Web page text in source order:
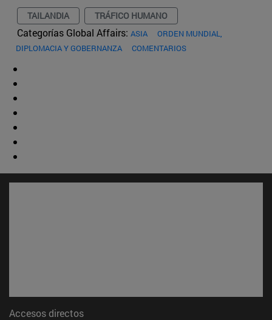
TAILANDIA TRÁFICO HUMANO
Categorías Global Affairs: ASIA
ORDEN MUNDIAL,
DIPLOMACIA Y GOBERNANZA
COMENTARIOS
Accesos directos